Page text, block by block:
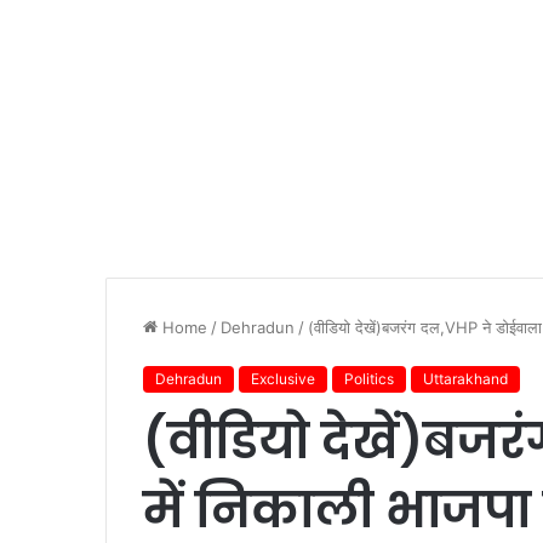
Home / Dehradun / (वीडियो देखें)बजरंग दल,VHP ने डोईवाला
Dehradun Exclusive Politics Uttarakhand
(वीडियो
में निकाली भाजपा